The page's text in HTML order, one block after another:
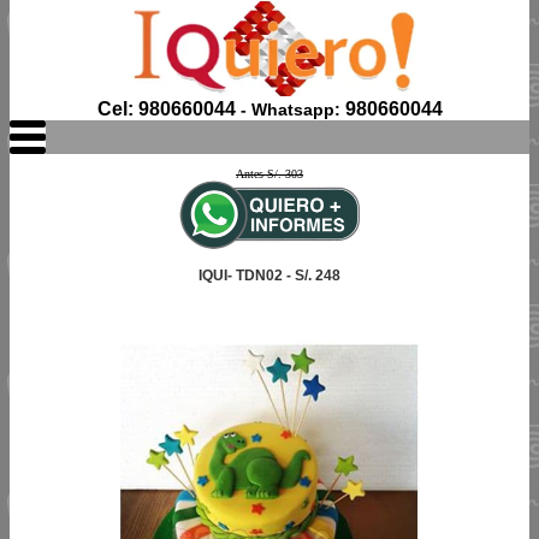
Cel: 980660044- Whatsapp: 980660044
Antes S/. 303
IQUI- TDN02 - S/. 248